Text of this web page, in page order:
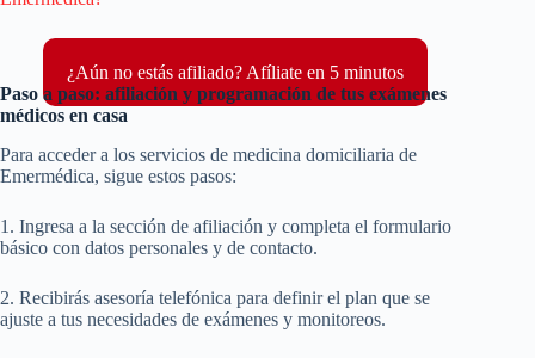
¿Aún no estás afiliado? Afíliate en 5 minutos
Paso a paso: afiliación y programación de tus exámenes
médicos en casa
Para acceder a los servicios de medicina domiciliaria de
Emermédica, sigue estos pasos:
1. Ingresa a la sección de afiliación y completa el formulario
básico con datos personales y de contacto.
2. Recibirás asesoría telefónica para definir el plan que se
ajuste a tus necesidades de exámenes y monitoreos.